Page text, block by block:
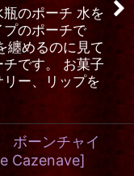
のポーチ 水を
のポーチで
纏めるのに見て
です。 お菓子
ー、リップを
ーンチャイ
Cazenave]